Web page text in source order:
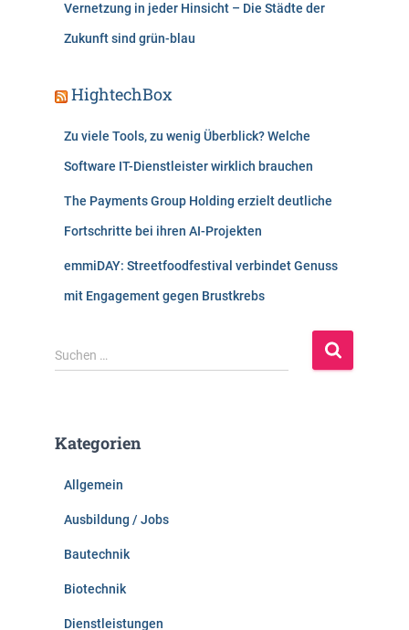
Vernetzung in jeder Hinsicht – Die Städte der
Zukunft sind grün-blau
HightechBox
Zu viele Tools, zu wenig Überblick? Welche
Software IT-Dienstleister wirklich brauchen
The Payments Group Holding erzielt deutliche
Fortschritte bei ihren AI-Projekten
emmiDAY: Streetfoodfestival verbindet Genuss
mit Engagement gegen Brustkrebs
S
u
n
Suchen …
Kategorien
Allgemein
Ausbildung / Jobs
Bautechnik
Biotechnik
Dienstleistungen